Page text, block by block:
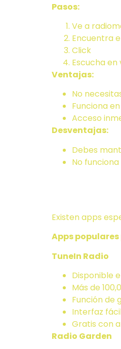
Pasos:
Ve a
Encuentra
Click
Escucha
Ventajas:
No
Funciona
Acceso
Desventajas:
Debes
No
Existen apps
Apps
TuneIn Radio
Disponible
Más de
Función de
Interfaz
Gratis con
Radio Garden